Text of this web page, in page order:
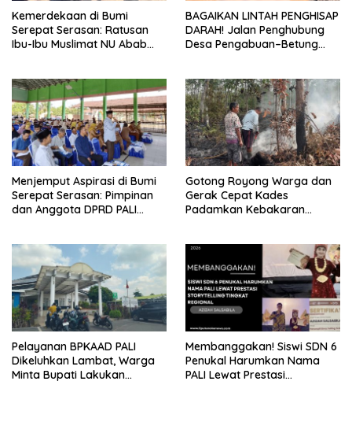
Kemerdekaan di Bumi
Serepat Serasan: Ratusan
Ibu-Ibu Muslimat NU Abab
Indonesia
BAGAIKAN LINTAH PENGHISAP
DARAH! Jalan Penghubung
Desa Pengabuan–Betung
Kerok
Menjemput Aspirasi di Bumi
Serepat Serasan: Pimpinan
dan Anggota DPRD PALI
Melalui Reses Ke-2 Tahun
2026
Gotong Royong Warga dan
Gerak Cepat Kades
Padamkan Kebakaran
Pelayanan BPKAAD PALI
Dikeluhkan Lambat, Warga
Minta Bupati Lakukan
Membanggakan! Siswi SDN 6
Penukal Harumkan Nama
PALI Lewat Prestasi